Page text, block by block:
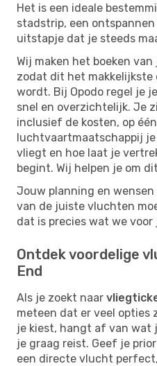
Het is een ideale
stadstrip, een
uitstapje dat je steeds
Wij maken het boeken
zodat dit het makkelijkste
wordt. Bij Opodo regel je je
snel en overzichtelijk. Je
inclusief de kosten, op één
luchtvaartmaatschappij
vliegt en hoe laat je
begint. Wij helpen je om
Jouw planning en
van de juiste vluchten
dat is precies wat we voor
Ontdek voordelige
End
Als je zoekt naar
meteen dat er veel opties
je kiest, hangt af van wat
je graag reist. Geef je
een directe vlucht